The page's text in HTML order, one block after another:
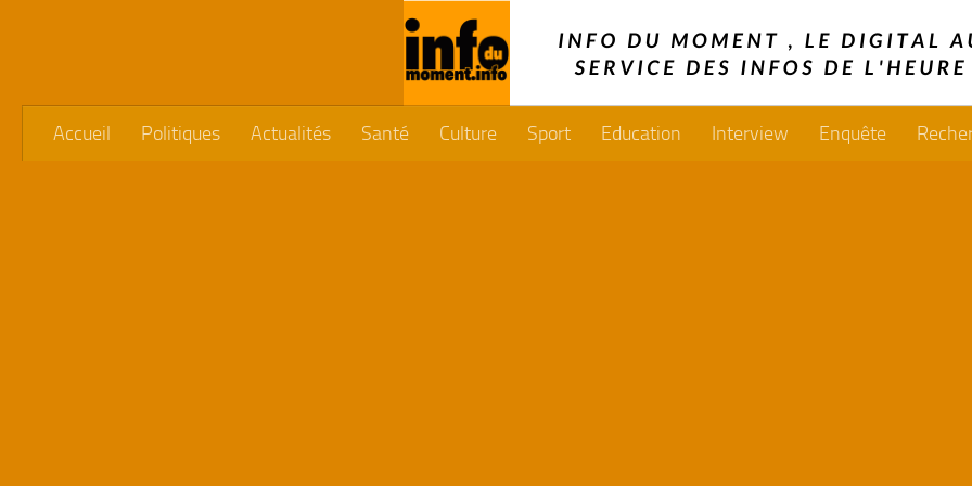
Accueil Politiques Actualités Santé Culture Sport Education Interview Enquête